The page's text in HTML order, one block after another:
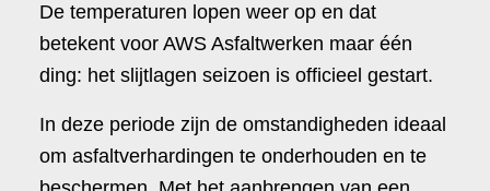
De temperaturen lopen weer op en dat
betekent voor AWS Asfaltwerken maar één
ding: het slijtlagen seizoen is officieel gestart.
In deze periode zijn de omstandigheden ideaal
om asfaltverhardingen te onderhouden en te